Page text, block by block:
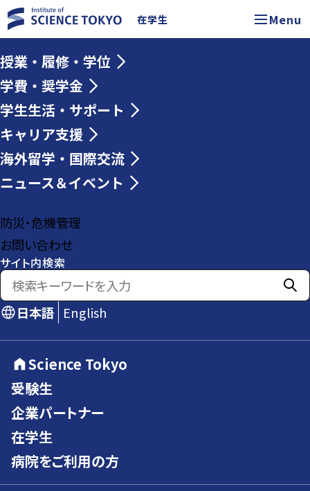
在学生 Menu
授業・履修・学位
学費・奨学金
学生生活・サポート
キャリア支援
海外留学・国際交流
ニュース＆イベント
防災・危機管理
お問い合わせ
サイト内検索
日本語 English
Science Tokyo
受験生
企業パートナー
在学生
病院をご利用の方